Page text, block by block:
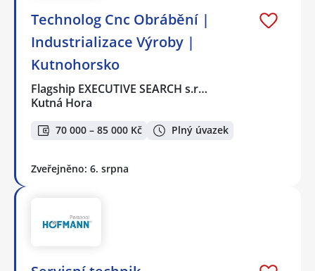
Technolog Cnc Obrábění |
Industrializace Výroby |
Kutnohorsko
Flagship EXECUTIVE SEARCH s.r…
Kutná Hora
70 000 – 85 000 Kč Plný úvazek
Zveřejněno: 6. srpna